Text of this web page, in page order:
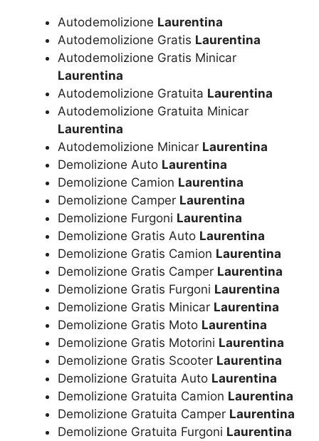
Autodemolizione Laurentina
Autodemolizione Gratis Laurentina
Autodemolizione Gratis Minicar
Laurentina
Autodemolizione Gratuita Laurentina
Autodemolizione Gratuita Minicar
Laurentina
Autodemolizione Minicar Laurentina
Demolizione Auto Laurentina
Demolizione Camion Laurentina
Demolizione Camper Laurentina
Demolizione Furgoni Laurentina
Demolizione Gratis Auto Laurentina
Demolizione Gratis Camion Laurentina
Demolizione Gratis Camper Laurentina
Demolizione Gratis Furgoni Laurentina
Demolizione Gratis Minicar Laurentina
Demolizione Gratis Moto Laurentina
Demolizione Gratis Motorini Laurentina
Demolizione Gratis Scooter Laurentina
Demolizione Gratuita Auto Laurentina
Demolizione Gratuita Camion Laurentina
Demolizione Gratuita Camper Laurentina
Demolizione Gratuita Furgoni Laurentina